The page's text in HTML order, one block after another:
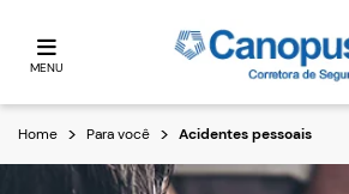
MENU
Home Para você Acidentes pessoais